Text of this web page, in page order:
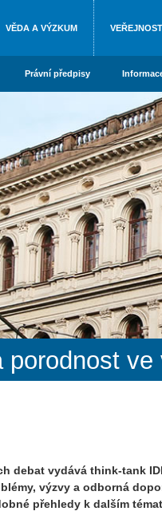
VĚDA A VÝZKUM VEŘEJNOST
Právní předpisy
porodnost
debat vydává think-tank
výzvy a odborná
přehledy k dalším